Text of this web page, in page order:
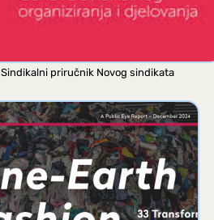
Sindikalni priručnik Novog sindikata